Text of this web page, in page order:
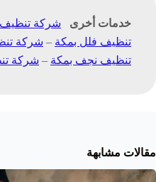
خدمات أخرى شركة
تنظيف فلل بمكة – شركة
تنظيف نجف بمكة – شركة
مقالات مشابهة